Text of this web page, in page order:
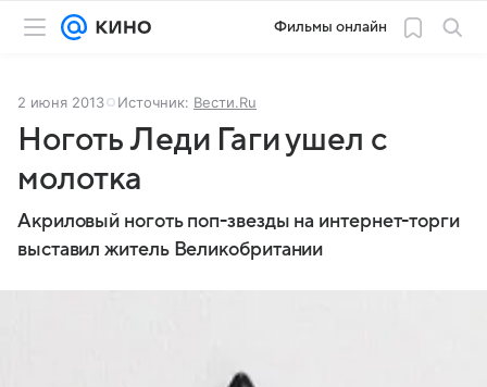
Фильмы онлайн
2 июня 2013 Источник: Вести.Ru
Ноготь Леди Гаги ушел с
молотка
Акриловый ноготь поп-звезды на интернет-торги
выставил житель Великобритании